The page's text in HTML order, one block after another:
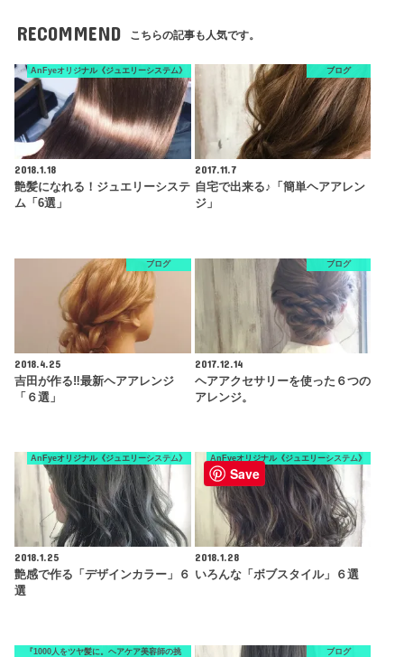
RECOMMEND こちらの記事も人気です。
AnFyeオリジナル《ジュエリーシステム》
2018.1.18
艶髪になれる！ジュエリーシステ
ム「6選」
ブログ
2017.11.7
自宅で出来る♪「簡単ヘアアレン
ジ」
ブログ
2018.4.25
吉田が作る‼︎最新ヘアアレンジ
「６選」
ブログ
2017.12.14
ヘアアクセサリーを使った６つの
アレンジ。
AnFyeオリジナル《ジュエリーシステム》
2018.1.25
艶感で作る「デザインカラー」６
選
AnFyeオリジナル《ジュエリーシステム》
2018.1.28
いろんな「ボブスタイル」６選
『1000人をツヤ髪に。ヘアケア美容師の挑
ブログ
Save